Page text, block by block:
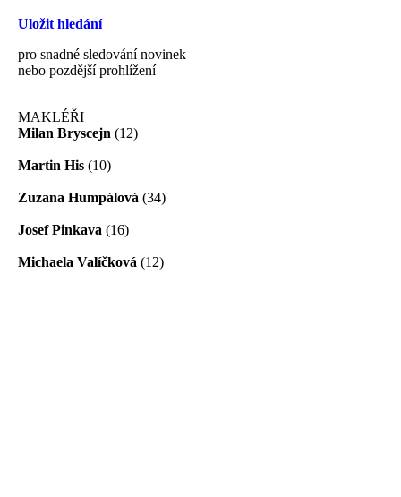
Uložit hledání
pro snadné sledování novinek
nebo pozdější prohlížení
MAKLÉŘI
Milan Bryscejn (12)
Martin His (10)
Zuzana Humpálová (34)
Josef Pinkava (16)
Michaela Valíčková (12)